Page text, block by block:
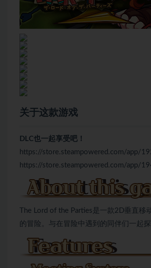
关于这款游戏
DLC也一起享受吧！
https://store.steampowered.com/app/
https://store.steampowered.com/app/
The Lord of the Parties是一款2D垂直
的冒险。与在冒险中遇到的同伴们一起